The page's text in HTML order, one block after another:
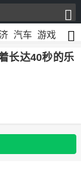
汽车 游戏 文化
长达40秒的乐